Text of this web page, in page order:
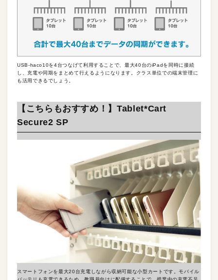
USB-haco10を4台つなげて利用することで、最大40台のiPadを同時に接続
し、充電や同期をまとめて行えるようになります。クラス単位での端末管理に
も活用できるでしょう。
【こちらもおすすめ！】Tablet*Cart
Secure2 SP
スマートフォンを最大20台充電しながら収納可能な小型カートです。モバイル